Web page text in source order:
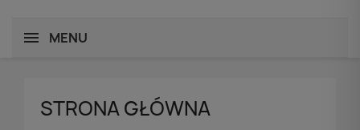
MENU
STRONA GŁÓWNA